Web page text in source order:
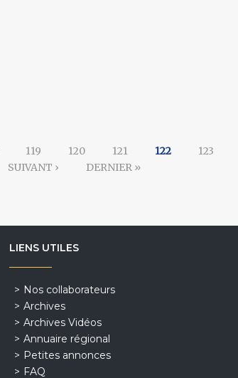
119 120 121 122 123
SUIVANT › DERNIER »
LIENS UTILES
Nos collaborateurs
Archives
Archives Vidéos
Annuaire régional
Petites annonces
FAQ